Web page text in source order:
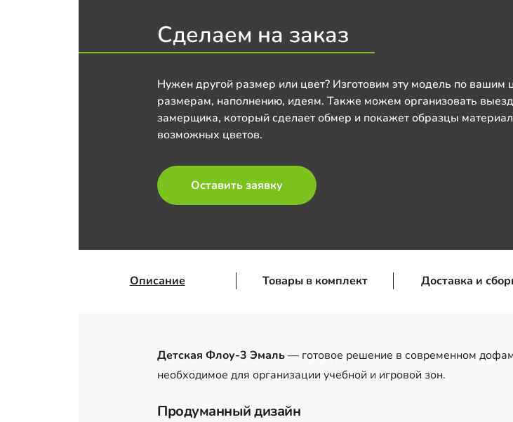
Сделаем на заказ
Нужен другой размер или цвет? Изготовим эту модель по вашим
размерам, наполнению, идеям. Также можем организовать выезд
замерщика, который сделает обмер и покажет образцы
возможных цветов.
Оставить заявку
Описание Товары в комплект Доставка и
Детская Флоу-3 Эмаль— готовое решение в современном
необходимое для организации учебной и игровой зон.
Продуманный дизайн